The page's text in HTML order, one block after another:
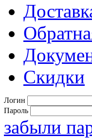
Скидки
Логин
Пароль
забыли